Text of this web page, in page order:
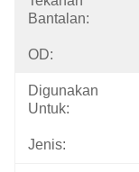
Bantalan:
OD:
Digunakan
Untuk:
Jenis: